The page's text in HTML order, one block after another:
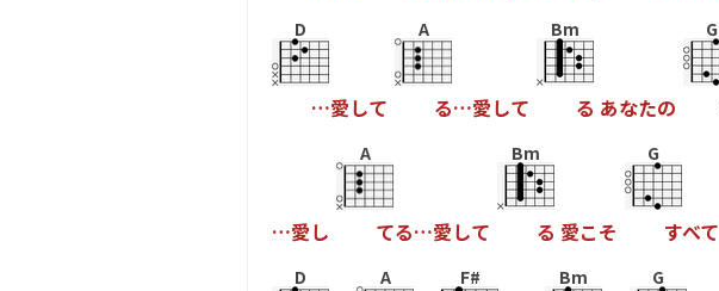
D
…愛して
A
る…愛して
Bm
る あなたの
G
…愛し
A
てる…愛して
Bm
る 愛こそ
G
すべて
D A F# Bm G